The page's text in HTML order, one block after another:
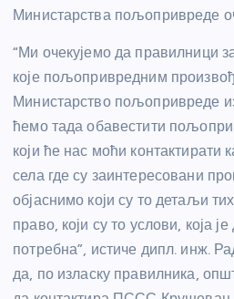
Министарства пољопривреде
“Ми очекујемо да правилници
које пољопривредним
Министарство пољопривреде
ћемо тада обавестити
који ће нас моћи контактирати
села где су заинтересовани
објаснимо који су то детаљи
право, који су то услови, која
потребна”, истиче дипл. инж.
да, по изласку правилника,